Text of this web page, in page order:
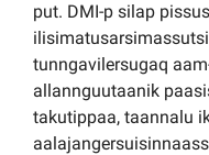
put. DMI-p silap
tunngavilersugaq
allannguutaanik
takutippaa, taannalu